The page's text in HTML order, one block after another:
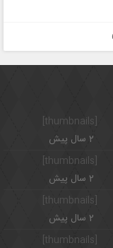
2 سال پیش
[thumbnails]
2 سال پیش
2 سال پیش
[thumbnails]